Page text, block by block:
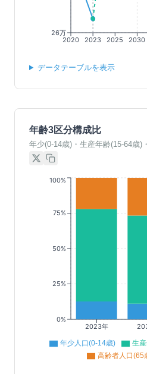
2020 2023 2025 2030
26万
データテーブルを表示
年齢3区分構成比
年少(0-14歳)・生産年齢(15-64歳)
2023年
0%
25%
50%
75%
100%
年少人口(0-14歳)
生
高齢者人口(65